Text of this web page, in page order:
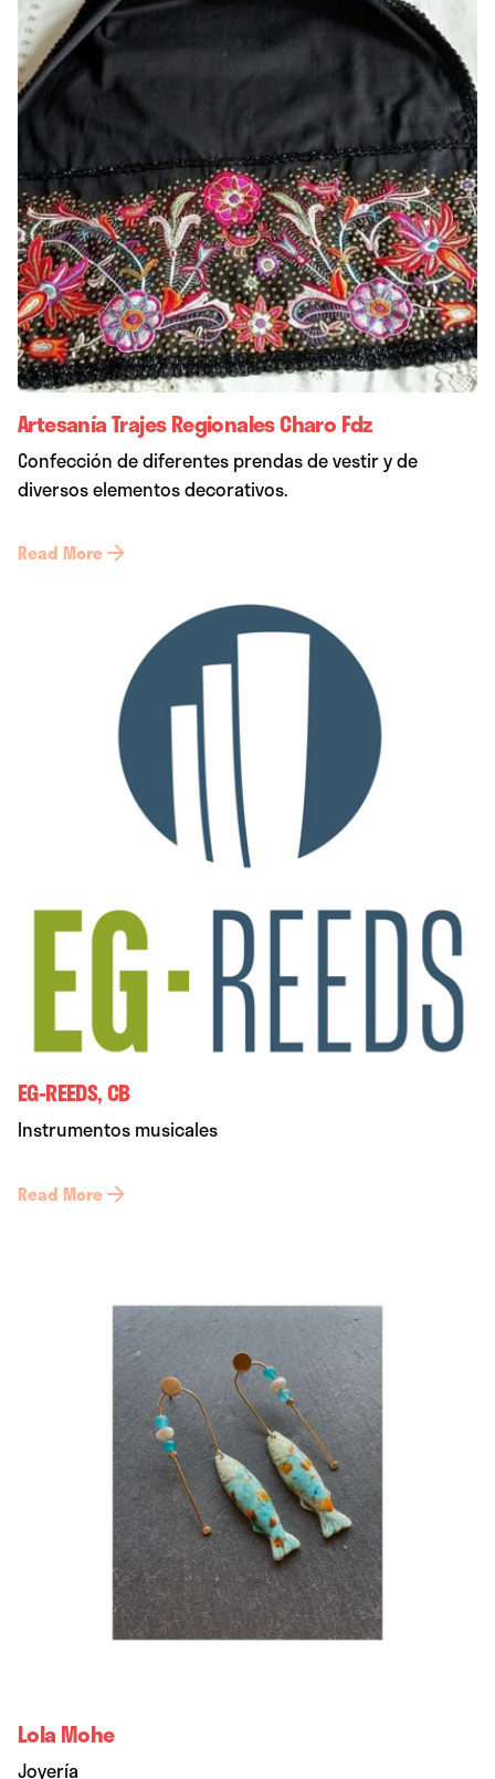
Artesanía Trajes Regionales Charo Fdz
Confección de diferentes prendas de vestir y de
diversos elementos decorativos.
Read More
EG-REEDS, CB
Instrumentos musicales
Read More
Lola Mohe
Joyería